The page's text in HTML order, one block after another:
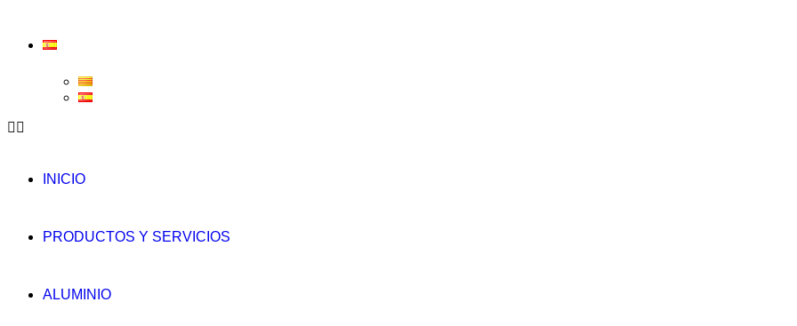
INICIO
PRODUCTOS Y SERVICIOS
ALUMINIO